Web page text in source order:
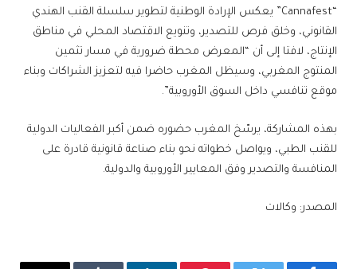
“Cannafest” يعكس الإرادة الوطنية لتطوير سلسلة القنب الهندي
القانوني، وخلق فرص للتصدير، وتنويع الاقتصاد المحلي في مناطق
الإنتاج، لافتا إلى أن “المعرض محطة ضرورية في مسار تثمين
المنتوج المغربي، وسيظل المغرب حاضرا فيه لتعزيز الشراكات وبناء
موقع تنافسي داخل السوق الأوروبية”.
بهذه المشاركة، يرسّخ المغرب حضوره ضمن أكبر الفعاليات الدولية
للقنب الطبي، ويواصل خطواته نحو بناء صناعة قانونية قادرة على
المنافسة والتصدير وفق المعايير الأوروبية والدولية.
المصدر: وكالات